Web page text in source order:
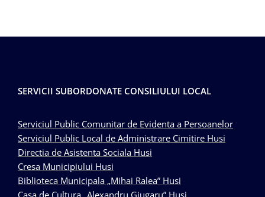
SERVICII SUBORDONATE CONSILIULUI LOCAL
Serviciul Public Comunitar de Evidenta a Persoanelor
Serviciul Public Local de Administrare Cimitire Husi
Directia de Asistenta Sociala Husi
Cresa Municipiului Husi
Biblioteca Municipala „Mihai Ralea” Husi